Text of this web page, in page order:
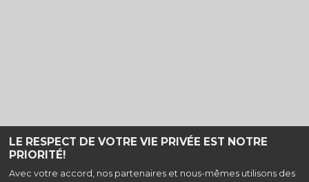
LE RESPECT DE VOTRE VIE PRIVÉE EST NOTRE
PRIORITÉ!
Avec votre accord, nos partenaires et nous-mêmes utilisons des
Haut de page